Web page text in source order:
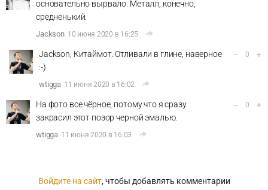
основательно вырвало. Металл, конечно,
средненький.
Jackson 10 июня 2020 в 16:25
Jackson, Китаймот. Отливали в глине, наверное
:-)
wtigga 11 июня 2020 в 16:02
– 0 +
На фото все чёрное, потому что я сразу
закрасил этот позор черной эмалью.
wtigga 11 июня 2020 в 16:03
– 0 +
Войдите на сайт, чтобы добавлять комментарии